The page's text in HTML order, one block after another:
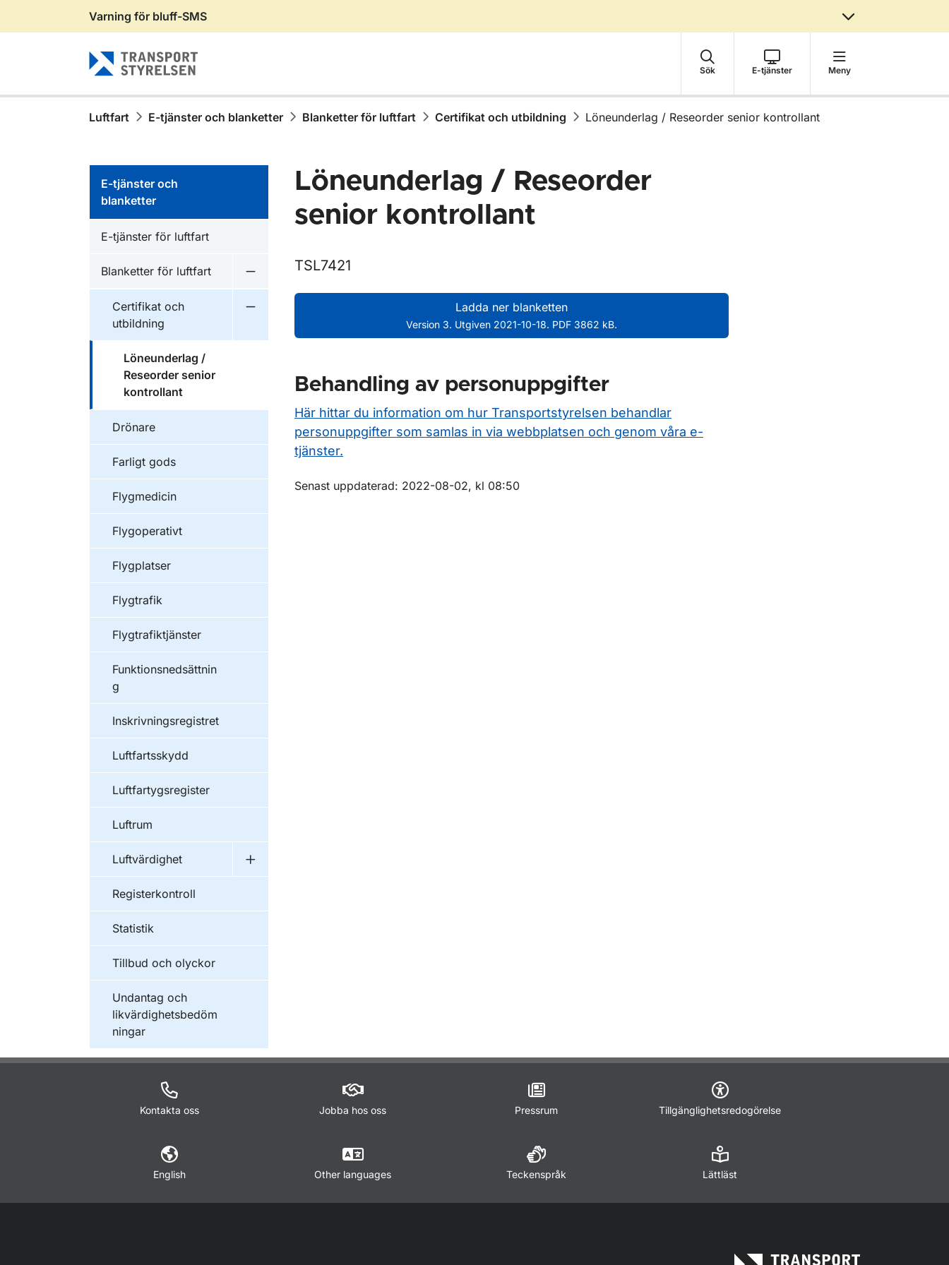
Gå till sidans innehåll
Varning för bluff-SMS
Sök E-tjänster Meny
Luftfart E-tjänster och blanketter Blanketter för luftfart Certifikat och utbildning Löneunderlag / Reseorder senior kontrollant
E-tjänster och
blanketter
E-tjänster för luftfart
Blanketter för luftfart
Certifikat och
utbildning
Undermeny för Certifikat och utbildning
Löneunderlag /
Reseorder senior
kontrollant
Drönare
Farligt gods
Flygmedicin
Flygoperativt
Flygplatser
Flygtrafik
Flygtrafiktjänster
Funktionsnedsättnin
g
Inskrivningsregistret
Luftfartsskydd
Luftfartygsregister
Luftrum
Luftvärdighet
Undermeny för Luftvärdighet
Registerkontroll
Statistik
Tillbud och olyckor
Undantag och
likvärdighetsbedöm
ningar
Löneunderlag / Reseorder
senior kontrollant
TSL7421
Ladda ner blanketten
Version 3. Utgiven 2021-10-18. PDF 3862 kB.
Behandling av personuppgifter
Här hittar du information om hur Transportstyrelsen behandlar
personuppgifter som samlas in via webbplatsen och genom våra e-
tjänster.
Om sidan
Senast uppdaterad: 2022-08-02, kl 08:50
Kontakta oss Jobba hos oss Pressrum Tillgänglighetsredogörelse
English Other languages Teckenspråk Lättläst